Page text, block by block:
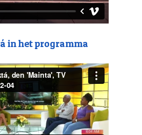
in het programma